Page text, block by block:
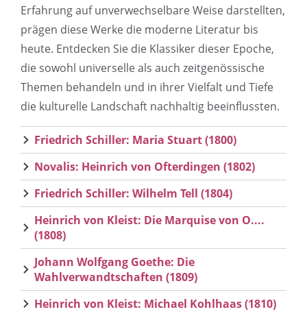
Erfahrung auf unverwechselbare Weise darstellten,
prägen diese Werke die moderne Literatur bis
heute. Entdecken Sie die Klassiker dieser Epoche,
die sowohl universelle als auch zeitgenössische
Themen behandeln und in ihrer Vielfalt und Tiefe
die kulturelle Landschaft nachhaltig beeinflussten.
Friedrich Schiller: Maria Stuart (1800)
Novalis: Heinrich von Ofterdingen (1802)
Friedrich Schiller: Wilhelm Tell (1804)
Heinrich von Kleist: Die Marquise von O....
(1808)
Johann Wolfgang Goethe: Die
Wahlverwandtschaften (1809)
Heinrich von Kleist: Michael Kohlhaas (1810)